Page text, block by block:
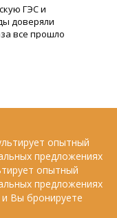
ГЭС и
доверяли
все прошло
ребёнком
трепетно.
внимательное
опытный
предложениях